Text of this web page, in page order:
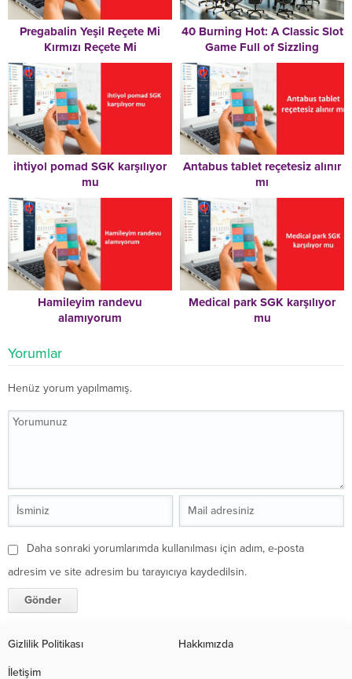
Pregabalin Yeşil Reçete Mi
Kırmızı Reçete Mi
40 Burning Hot: A Classic Slot
Game Full of Sizzling
Excitement
ihtiyol pomad SGK karşılıyor
mu
Antabus tablet reçetesiz alınır
mı
Hamileyim randevu
alamıyorum
Medical park SGK karşılıyor
mu
Yorumlar
Henüz yorum yapılmamış.
Daha sonraki yorumlarımda kullanılması için adım, e-posta
adresim ve site adresim bu tarayıcıya kaydedilsin.
Gizlilik Politikası Hakkımızda
İletişim